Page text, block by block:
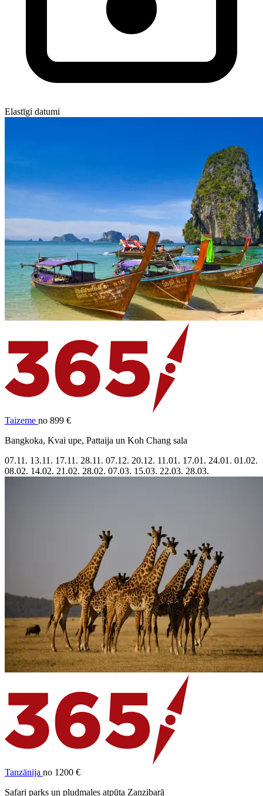
Elastīgi datumi
Taizeme no 899 €
Bangkoka, Kvai upe, Pattaija un Koh Chang sala
07.11. 13.11. 17.11. 28.11. 07.12. 20.12. 11.01. 17.01. 24.01. 01.02.
08.02. 14.02. 21.02. 28.02. 07.03. 15.03. 22.03. 28.03.
Tanzānija no 1200 €
Safari parks un pludmales atpūta Zanzibarā